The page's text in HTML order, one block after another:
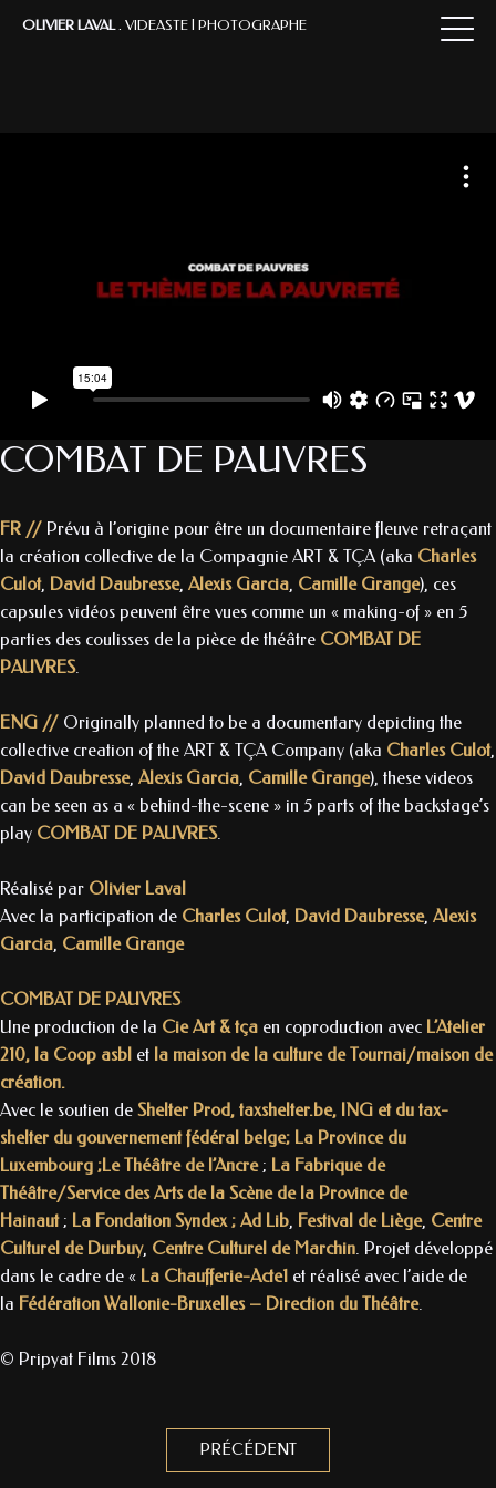
OLIVIER LAVAL. VIDEASTE | PHOTOGRAPHE
CONTACT
COMBAT DE PAUVRES
FR // Prévu à l’origine pour être un documentaire fleuve retraçant
la création collective de la Compagnie ART & TÇA (aka Charles
Culot, David Daubresse, Alexis Garcia, Camille Grange), ces
capsules vidéos peuvent être vues comme un « making-of » en 5
parties des coulisses de la pièce de théâtre COMBAT DE
PAUVRES.
ENG // Originally planned to be a documentary depicting the
collective creation of the ART & TÇA Company (aka Charles Culot,
David Daubresse, Alexis Garcia, Camille Grange), these videos
can be seen as a « behind-the-scene » in 5 parts of the backstage’s
play COMBAT DE PAUVRES.
Réalisé par Olivier Laval
Avec la participation de Charles Culot, David Daubresse, Alexis
Garcia, Camille Grange
COMBAT DE PAUVRES
Une production de la Cie Art & tça en coproduction avec L’Atelier
210, la Coop asbl et la maison de la culture de Tournai/maison de
création.
Avec le soutien de Shelter Prod, taxshelter.be, ING et du tax-
shelter du gouvernement fédéral belge; La Province du
Luxembourg ;Le Théâtre de l’Ancre; La Fabrique de
Théâtre/Service des Arts de la Scène de la Province de
Hainaut ; La Fondation Syndex ; Ad Lib, Festival de Liège, Centre
Culturel de Durbuy, Centre Culturel de Marchin. Projet développé
dans le cadre de « La Chaufferie-Acte1 et réalisé avec l’aide de
la Fédération Wallonie-Bruxelles – Direction du Théâtre.
© Pripyat Films 2018
PRÉCÉDENT